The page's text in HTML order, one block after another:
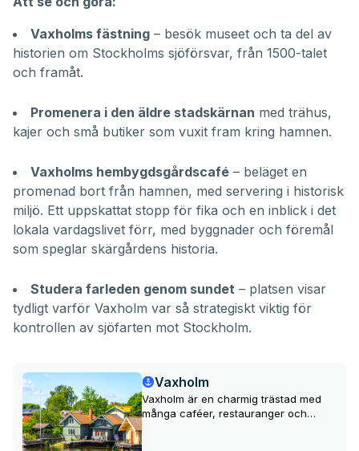
Vaxholms fästning – besök museet och ta del av
historien om Stockholms sjöförsvar, från 1500-talet
och framåt.
Promenera i den äldre stadskärnan med trähus,
kajer och små butiker som vuxit fram kring hamnen.
Vaxholms hembygdsgårdscafé – beläget en
promenad bort från hamnen, med servering i historisk
miljö. Ett uppskattat stopp för fika och en inblick i det
lokala vardagslivet förr, med byggnader och föremål
som speglar skärgårdens historia.
Studera farleden genom sundet – platsen visar
tydligt varför Vaxholm var så strategiskt viktig för
kontrollen av sjöfarten mot Stockholm.
Vaxholm
Vaxholm är en charmig trästad med
många caféer, restauranger och
hantverksbutiker. Staden är också en
central punkt i skärgårdstrafiken och